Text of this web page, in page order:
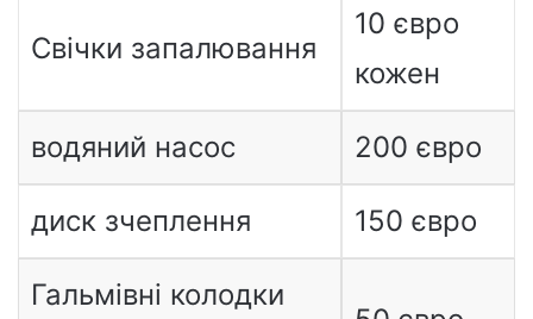
Свічки запалювання
10 євро
кожен
водяний насос 200 євро
диск зчеплення 150 євро
Гальмівні колодки